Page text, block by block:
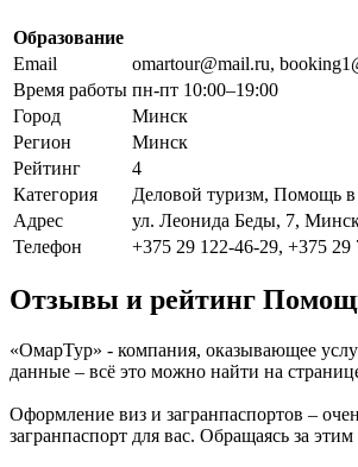
Образование
Email
omartour@mail.ru,
Время работы пн-пт 10:00–19:00
Город
Минск
Регион
Минск
Рейтинг
4
Категория
Деловой туризм, Помощь в
Адрес
ул. Леонида Беды, 7,
Телефон
+375 29 122-46-29, +375
Отзывы и рейтинг
«ОмарТур» - компания, оказывающее
данные – всё это можно найти на
Оформление виз и загранпаспортов –
загранпаспорт для вас. Обращаясь за